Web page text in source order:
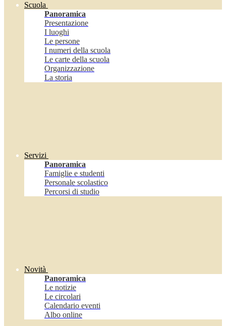
Scuola
Panoramica
Presentazione
I luoghi
Le persone
I numeri della scuola
Le carte della scuola
Organizzazione
La storia
Servizi
Panoramica
Famiglie e studenti
Personale scolastico
Percorsi di studio
Novità
Panoramica
Le notizie
Le circolari
Calendario eventi
Albo online